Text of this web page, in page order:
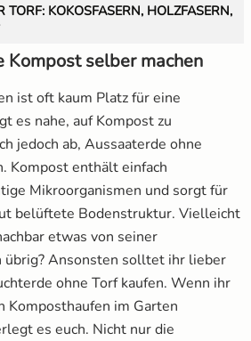
TORF: KOKOSFASERN, HOLZFASERN,
Kompost selber machen
ist oft kaum Platz für eine
es nahe, auf Kompost zu
jedoch ab, Aussaaterde ohne
Kompost enthält einfach
Mikroorganismen und sorgt für
belüftete Bodenstruktur. Vielleicht
etwas von seiner
übrig? Ansonsten solltet ihr lieber
ohne Torf kaufen. Wenn ihr
Komposthaufen im Garten
es euch. Nicht nur die